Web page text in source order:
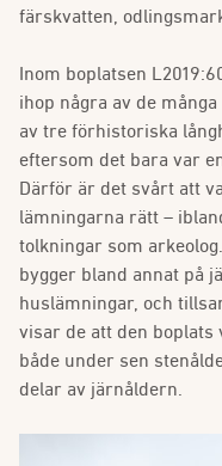
färskvatten,
Inom boplatsen
ihop några av de
av tre förhistoriska
eftersom det bara var
Därför är det svårt att
lämningarna rätt –
tolkningar som
bygger bland annat på
huslämningar, och
visar de att den boplats
både under sen
delar av järnåldern.